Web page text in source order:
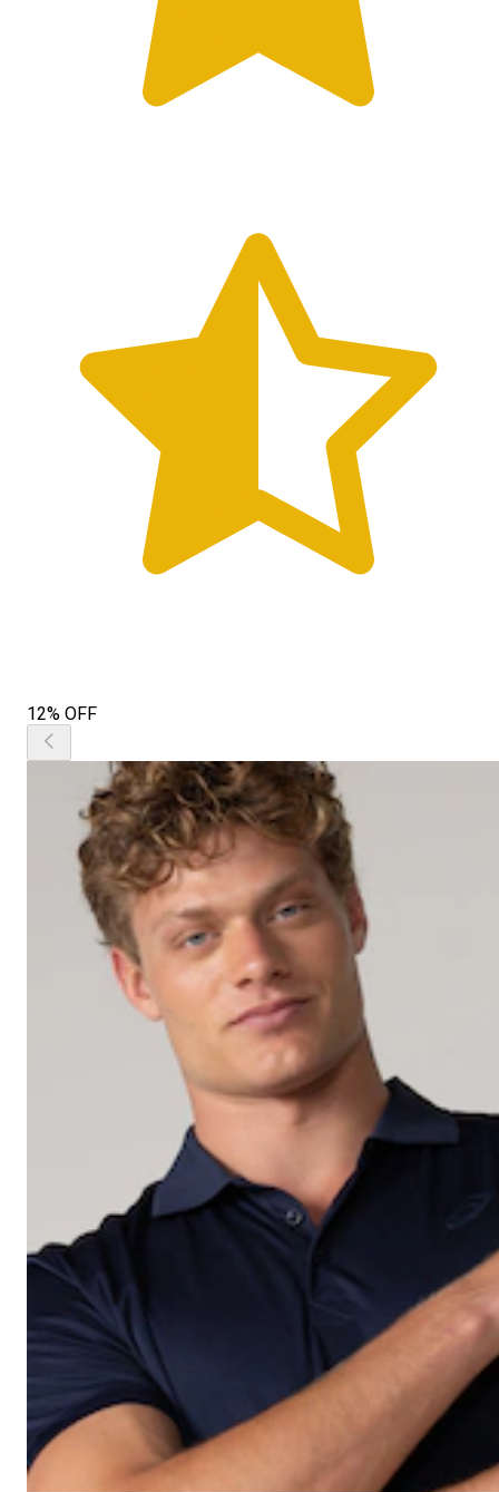
12% OFF